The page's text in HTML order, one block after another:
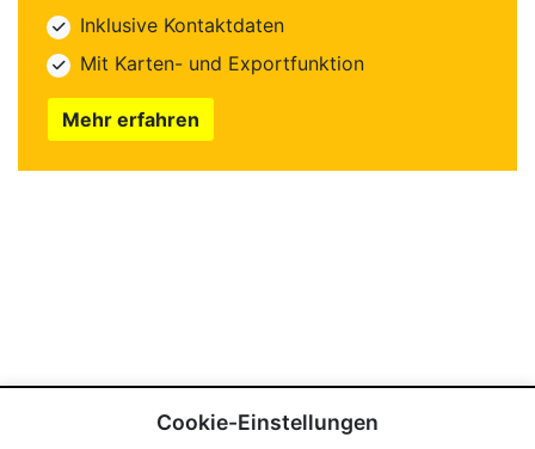
Inklusive Kontaktdaten
Mit Karten- und Exportfunktion
Mehr erfahren
Cookie-Einstellungen